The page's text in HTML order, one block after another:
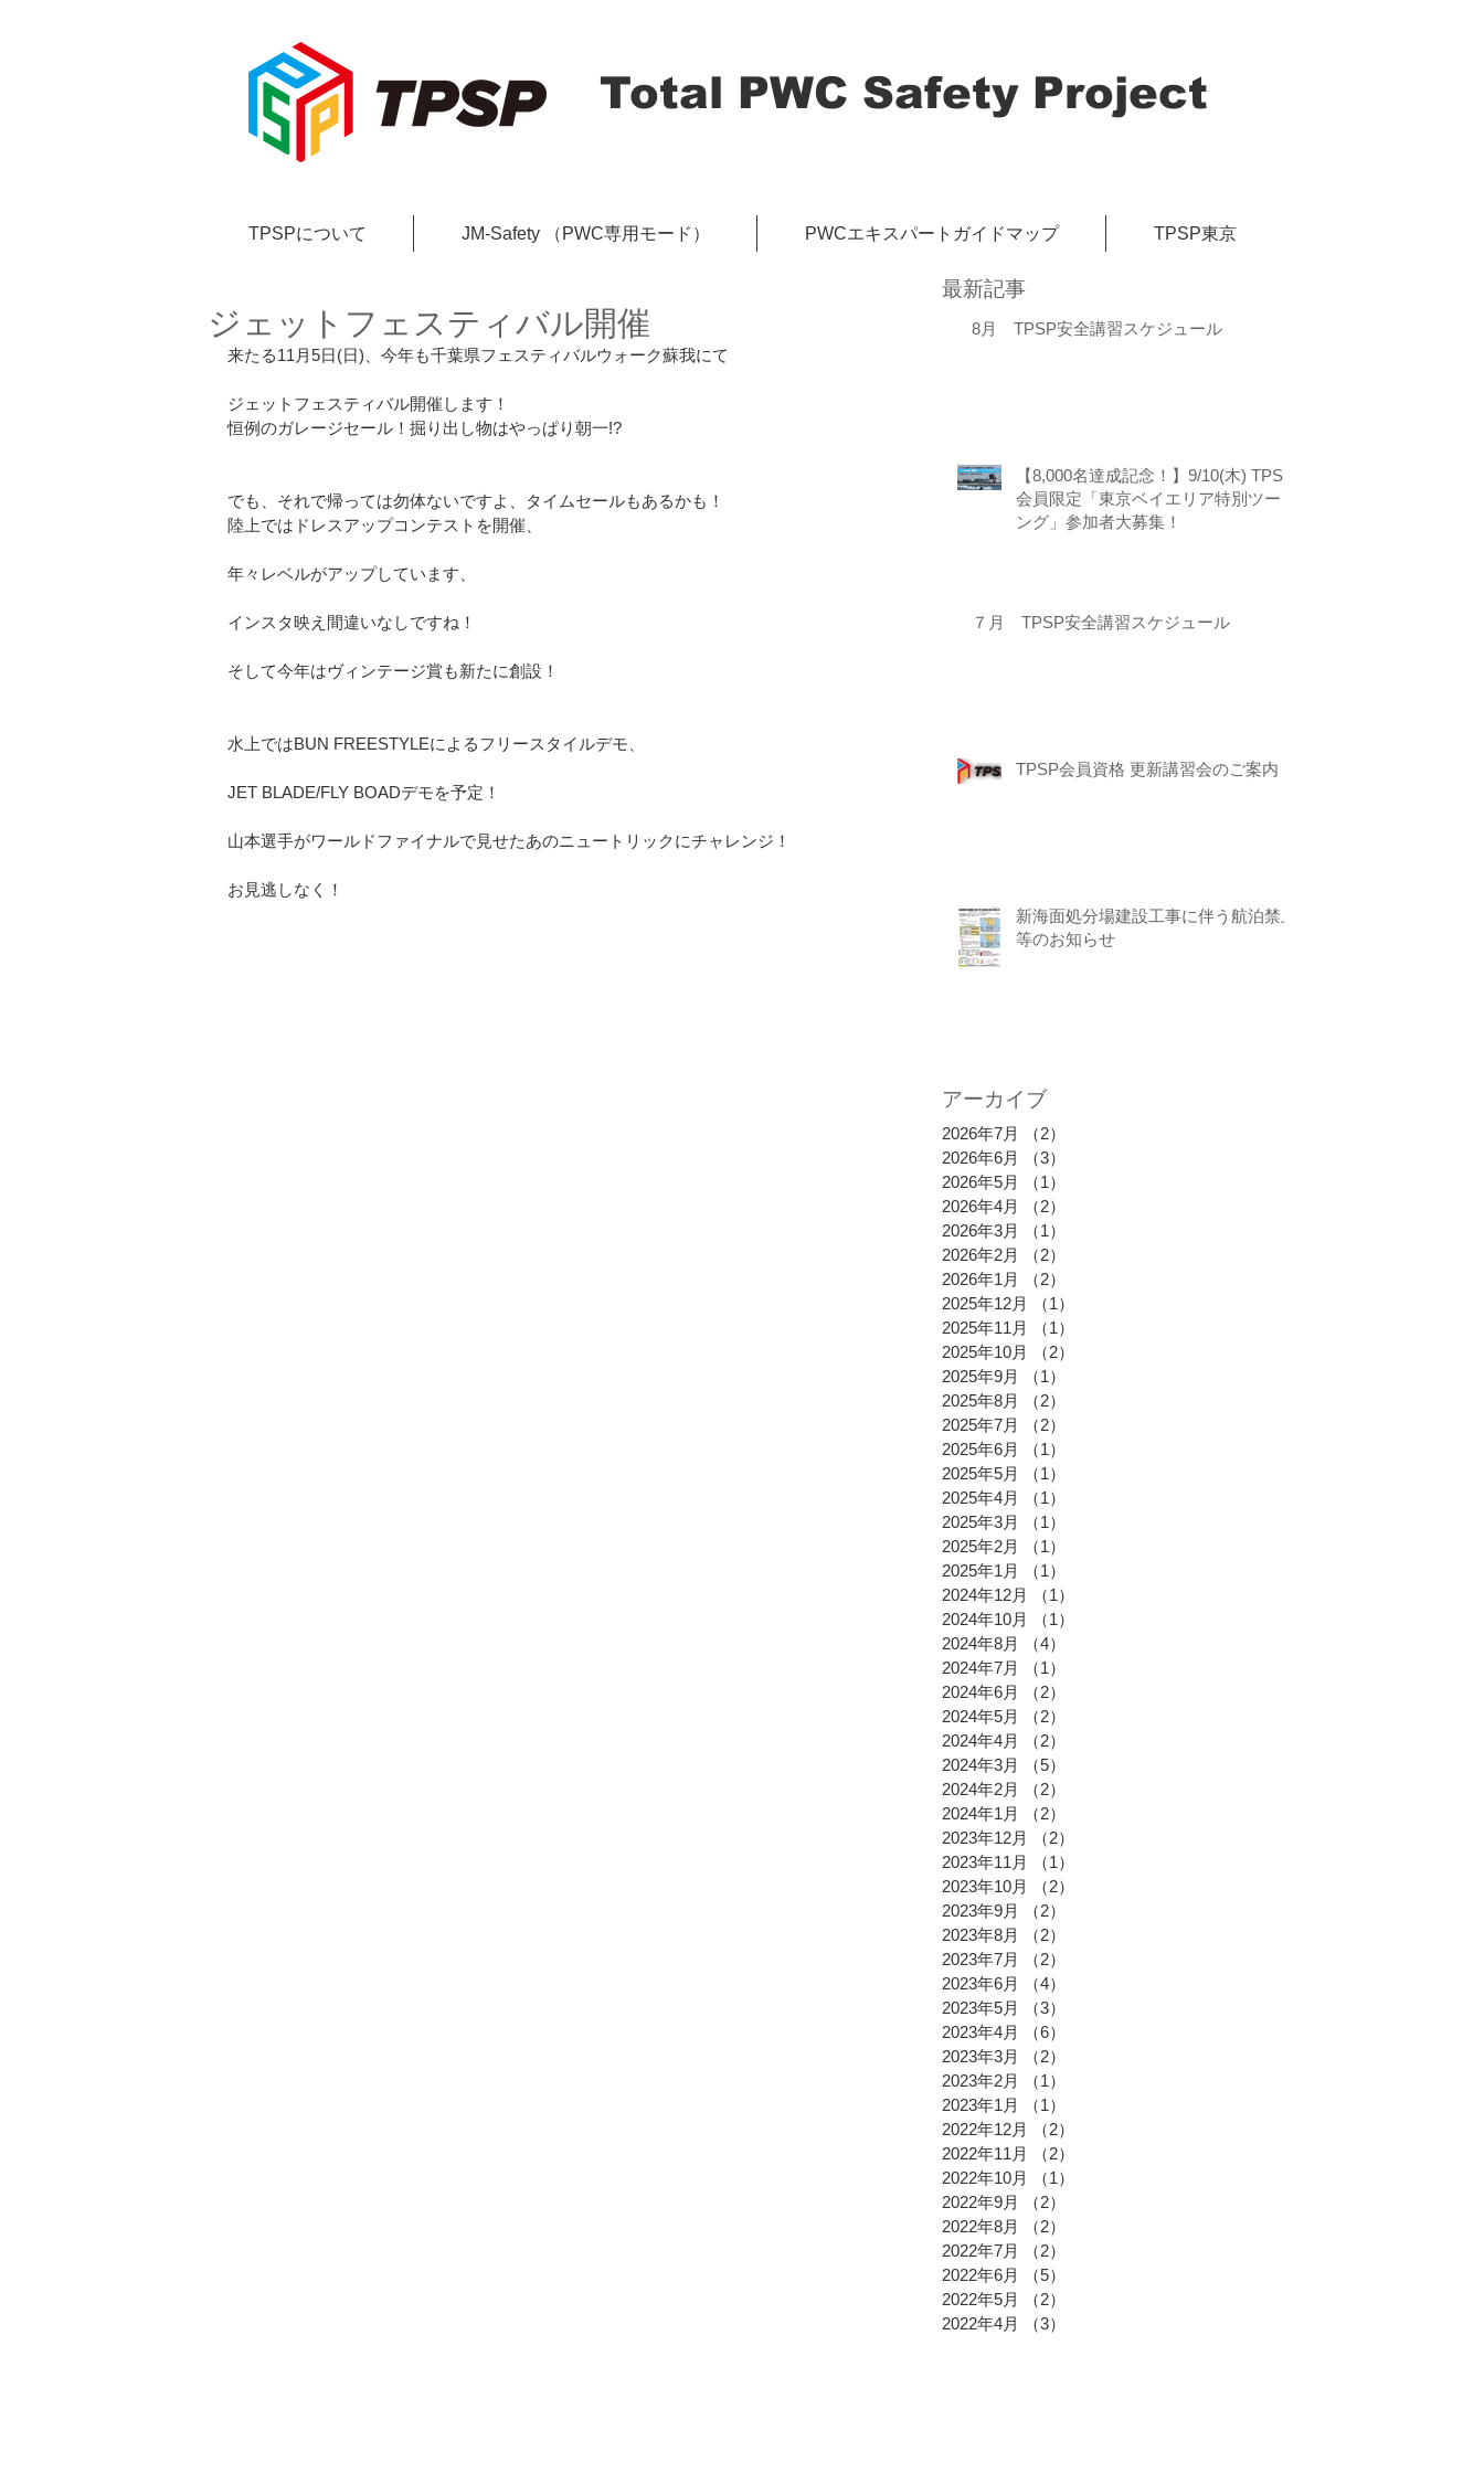
Total PWC Safety Project
TPSPについて JM-Safety （PWC専用モード） PWCエキスパートガイドマップ TPSP東京
ジェットフェスティバル開催
来たる11月5日(日)、今年も千葉県フェスティバルウォーク蘇我にて
ジェットフェスティバル開催します！
恒例のガレージセール！掘り出し物はやっぱり朝一!?
でも、それで帰っては勿体ないですよ、タイムセールもあるかも！
陸上ではドレスアップコンテストを開催、
年々レベルがアップしています、
インスタ映え間違いなしですね！
そして今年はヴィンテージ賞も新たに創設！
水上ではBUN FREESTYLEによるフリースタイルデモ、
JET BLADE/FLY BOADデモを予定！
山本選手がワールドファイナルで見せたあのニュートリックにチャレンジ！
お見逃しなく！
最新記事
8月 TPSP安全講習スケジュール
【8,000名達成記念！】9/10(木) TPSP
会員限定「東京ベイエリア特別ツーリ
ング」参加者大募集！
７月 TPSP安全講習スケジュール
TPSP会員資格 更新講習会のご案内
新海面処分場建設工事に伴う航泊禁止
等のお知らせ
アーカイブ
2026年7月 （2）
2026年6月
（3）
2026年5月
（1）
2026年4月
（2）
2026年3月
（1）
2026年2月
（2）
2026年1月
（2）
2025年12月
（1）
2025年11月
（1）
2025年10月
（2）
2025年9月
（1）
2025年8月
（2）
2025年7月
（2）
2025年6月
（1）
2025年5月
（1）
2025年4月
（1）
2025年3月
（1）
2025年2月
（1）
2025年1月
（1）
2024年12月
（1）
2024年10月
（1）
2024年8月
（4）
2024年7月
（1）
2024年6月
（2）
2024年5月
（2）
2024年4月
（2）
2024年3月
（5）
2024年2月
（2）
2024年1月
（2）
2023年12月
（2）
2023年11月
（1）
2023年10月
（2）
2023年9月
（2）
2023年8月
（2）
2023年7月
（2）
2023年6月
（4）
2023年5月
（3）
2023年4月
（6）
2023年3月
（2）
2023年2月
（1）
2023年1月
（1）
2022年12月
（2）
2022年11月
（2）
2022年10月
（1）
2022年9月
（2）
2022年8月
（2）
2022年7月
（2）
2022年6月
（5）
2022年5月
（2）
2022年4月
（3）